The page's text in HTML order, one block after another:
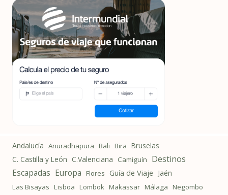
Andalucía Anuradhapura Bali Bira Bruselas
C. Castilla y León C.Valenciana Camiguín Destinos
Escapadas Europa Flores Guía de Viaje Jaén
Las Bisayas Lisboa Lombok Makassar Málaga Negombo